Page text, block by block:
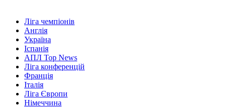
Ліга чемпіонів
Англія
Україна
Іспанія
АПЛ Top News
Ліга конференцій
Франція
Італія
Ліга Європи
Німеччина